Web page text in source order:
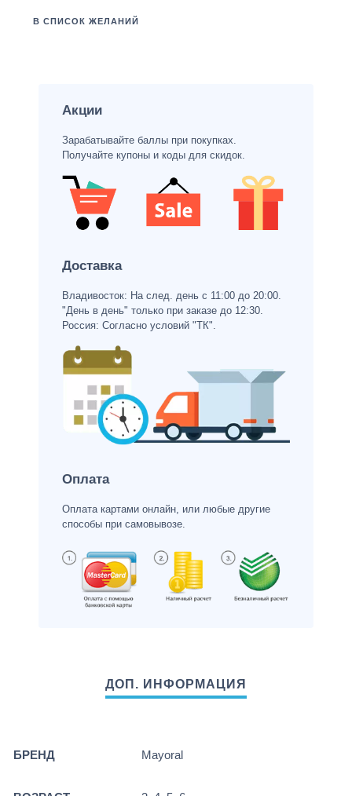
В СПИСОК ЖЕЛАНИЙ
Акции
Зарабатывайте баллы при покупках.
Получайте купоны и коды для скидок.
Доставка
Владивосток: На след. день с 11:00 до 20:00.
"День в день" только при заказе до 12:30.
Россия: Согласно условий "ТК".
Оплата
Оплата картами онлайн, или любые другие
способы при самовывозе.
БРЕНД Mayoral